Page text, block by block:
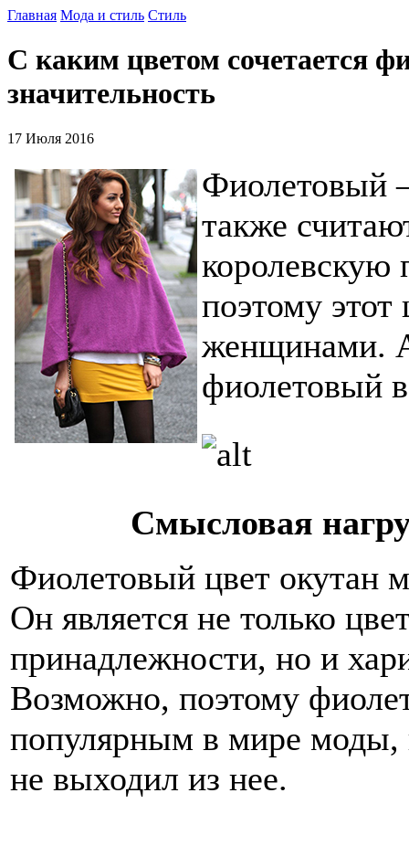
Главная Мода и стиль Стиль
С каким цветом сочетается
значительность
17 Июля 2016
Фиолетовый
также
королевскую
поэтому
женщинами. А
фиолетовый
Смысловая
Фиолетовый цвет окутан
Он является не только
принадлежности, но и
Возможно, поэтому
популярным в мире моды,
не выходил из нее.